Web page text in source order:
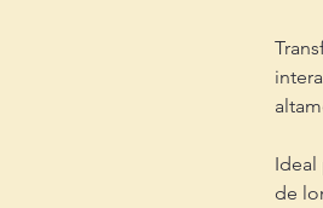
Ideal
de